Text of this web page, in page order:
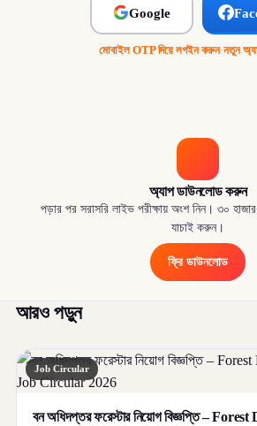
Google
মোবাইল OTP দিয়ে লগইন করুন·নতুন
অ্যাপ ডাউনলোড করুন
পড়ার পর সরাসরি লাইভ পরীক্ষায় অংশ নিন। ৩০ হাজার+
যাচাই করুন।
ফ্রি ডাউনলোড
আরও পড়ুন
Job Circular
বন অধিদপ্তর ফরেস্টার নিয়োগ বিজ্ঞপ্তি –